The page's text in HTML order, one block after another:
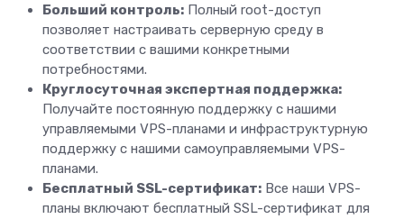
Больший контроль: Полный root-доступ
позволяет настраивать серверную среду в
соответствии с вашими конкретными
потребностями.
Круглосуточная экспертная поддержка:
Получайте постоянную поддержку с нашими
управляемыми VPS-планами и инфраструктурную
поддержку с нашими самоуправляемыми VPS-
планами.
Бесплатный SSL-сертификат: Все наши VPS-
планы включают бесплатный SSL-сертификат для